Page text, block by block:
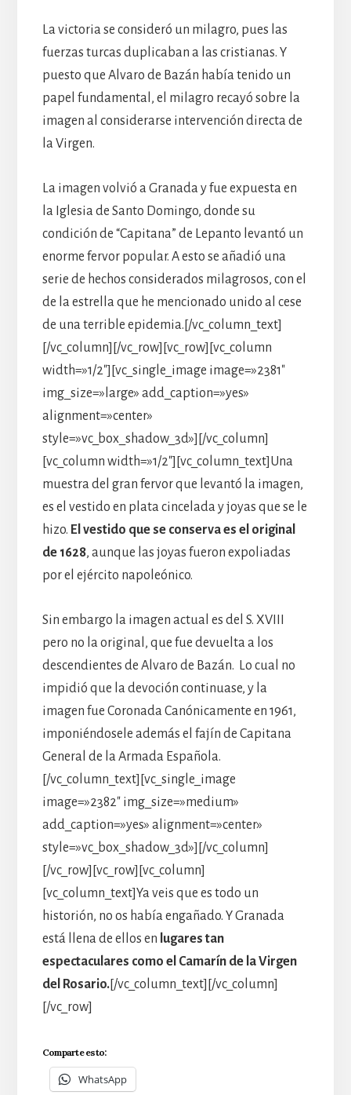
La victoria se consideró un milagro, pues las
fuerzas turcas duplicaban a las cristianas. Y
puesto que Alvaro de Bazán había tenido un
papel fundamental, el milagro recayó sobre la
imagen al considerarse intervención directa de
la Virgen.
La imagen volvió a Granada y fue expuesta en
la Iglesia de Santo Domingo, donde su
condición de “Capitana” de Lepanto levantó un
enorme fervor popular. A esto se añadió una
serie de hechos considerados milagrosos, con el
de la estrella que he mencionado unido al cese
de una terrible epidemia.[/vc_column_text]
[/vc_column][/vc_row][vc_row][vc_column
width=»1/2″][vc_single_image image=»2381″
img_size=»large» add_caption=»yes»
alignment=»center»
style=»vc_box_shadow_3d»][/vc_column]
[vc_column width=»1/2″][vc_column_text]Una
muestra del gran fervor que levantó la imagen,
es el vestido en plata cincelada y joyas que se le
hizo. El vestido que se conserva es el original
de 1628, aunque las joyas fueron expoliadas
por el ejército napoleónico.
Sin embargo la imagen actual es del S. XVIII
pero no la original, que fue devuelta a los
descendientes de Alvaro de Bazán. Lo cual no
impidió que la devoción continuase, y la
imagen fue Coronada Canónicamente en 1961,
imponiéndosele además el fajín de Capitana
General de la Armada Española.
[/vc_column_text][vc_single_image
image=»2382″ img_size=»medium»
add_caption=»yes» alignment=»center»
style=»vc_box_shadow_3d»][/vc_column]
[/vc_row][vc_row][vc_column]
[vc_column_text]Ya veis que es todo un
historión, no os había engañado. Y Granada
está llena de ellos en lugares tan
espectaculares como el Camarín de la Virgen
del Rosario.[/vc_column_text][/vc_column]
[/vc_row]
Comparte esto:
WhatsApp